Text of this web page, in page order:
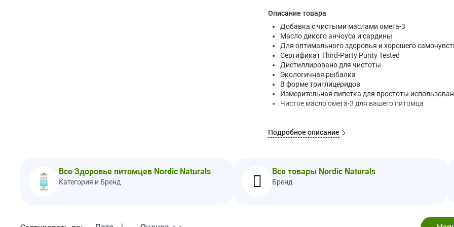
Описание товара
Добавка с чистыми маслами омега-3
Масло дикого анчоуса и сардины
Для оптимального здоровья и хорошего
Сертификат Third-Party Purity Tested
Дистиллировано для чистоты
Экологичная рыбалка
В форме триглицеридов
Измерительная пипетка для простоты
Чистое масло омега-3 для вашего питомца
жирные кислоты омега-3, ЭПК и ДГК, которые
также развитие и поддержание мозга и здоровья. глаза.
Рекомендации по применению
Рекомендации по использованию для кошек весом от
Подробное описание
Все Здоровье питомцев Nordic Naturals
Категория и Бренд
Все товары Nordic Naturals
Бренд